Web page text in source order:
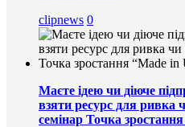
clipnews 0
Маєте ідею чи діюче
взяти ресурс для ривка
семінар Точка